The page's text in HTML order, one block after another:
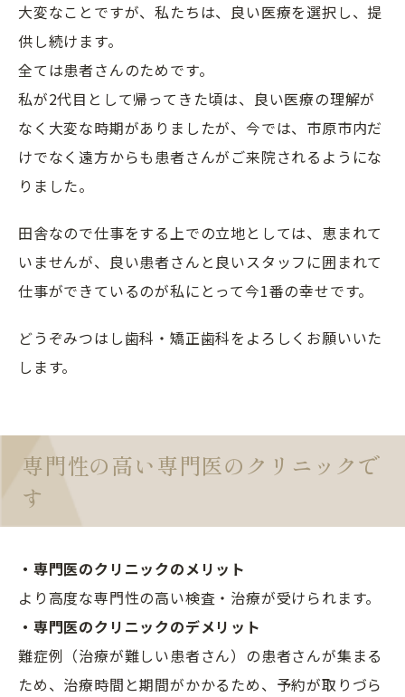
大変なことですが、私たちは、良い医療を選択し、提
供し続けます。
全ては患者さんのためです。
私が2代目として帰ってきた頃は、良い医療の理解が
なく大変な時期がありましたが、今では、市原市内だ
けでなく遠方からも患者さんがご来院されるようにな
りました。
田舎なので仕事をする上での立地としては、恵まれて
いませんが、良い患者さんと良いスタッフに囲まれて
仕事ができているのが私にとって今1番の幸せです。
どうぞみつはし歯科・矯正歯科をよろしくお願いいた
します。
専門性の高い専門医のクリニックで
す
・専門医のクリニックのメリット
より高度な専門性の高い検査・治療が受けられます。
・専門医のクリニックのデメリット
難症例（治療が難しい患者さん）の患者さんが集まる
ため、治療時間と期間がかかるため、予約が取りづら